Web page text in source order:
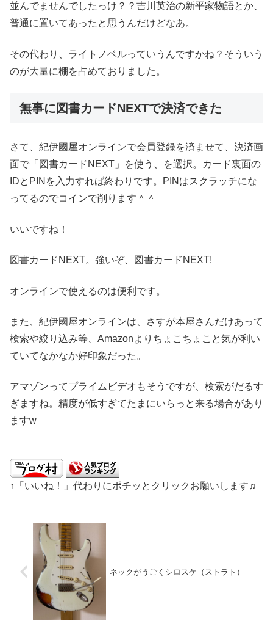
並んでませんでしたっけ？？吉川英治の新平家物語とか、
普通に置いてあったと思うんだけどなあ。
その代わり、ライトノベルっていうんですかね？そういう
のが大量に棚を占めておりました。
無事に図書カードNEXTで決済できた
さて、紀伊國屋オンラインで会員登録を済ませて、決済画
面で「図書カードNEXT」を使う、を選択。カード裏面の
IDとPINを入力すれば終わりです。PINはスクラッチにな
ってるのでコインで削ります＾＾
いいですね！
図書カードNEXT。強いぞ、図書カードNEXT!
オンラインで使えるのは便利です。
また、紀伊國屋オンラインは、さすが本屋さんだけあって
検索や絞り込み等、Amazonよりちょこちょこと気が利い
ていてなかなか好印象だった。
アマゾンってプライムビデオもそうですが、検索がだるす
ぎますね。精度が低すぎてたまにいらっと来る場合があり
ますw
↑「いいね！」代わりにポチッとクリックお願いします♫
ネックがうごくシロスケ（ストラト）